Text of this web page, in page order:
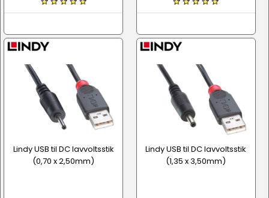
Lindy USB til DC lavvoltsstik
(0,70 x 2,50mm)
Lindy USB til DC lavvoltsstik
(1,35 x 3,50mm)